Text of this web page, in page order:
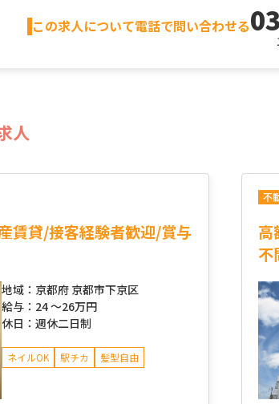
この求人について電話で問い合わせる
人
賃貸/接客経験者歓迎/賞与
地域： 京都府 京都市下京区
給与： 24 ～26万円
休日： 週休二日制
ネイルOK 駅チカ 髪型自由
不
高
不